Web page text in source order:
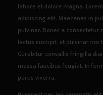
labore et dolore magna.
adipiscing elit. Maecenas in
pulvinar. Donec a consectetur
lectus suscipit, et pulvinar
Curabitur convallis fringilla
massa faucibus feugiat. In
purus viverra.